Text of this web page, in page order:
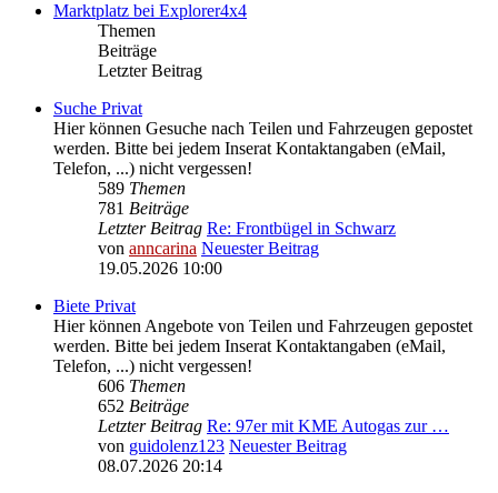
Marktplatz bei Explorer4x4
Themen
Beiträge
Letzter Beitrag
Suche Privat
Hier können Gesuche nach Teilen und Fahrzeugen gepostet
werden. Bitte bei jedem Inserat Kontaktangaben (eMail,
Telefon, ...) nicht vergessen!
589 Themen
781 Beiträge
Letzter Beitrag Re: Frontbügel in Schwarz
von anncarina Neuester Beitrag
19.05.2026 10:00
Biete Privat
Hier können Angebote von Teilen und Fahrzeugen gepostet
werden. Bitte bei jedem Inserat Kontaktangaben (eMail,
Telefon, ...) nicht vergessen!
606 Themen
652 Beiträge
Letzter Beitrag Re: 97er mit KME Autogas zur …
von guidolenz123 Neuester Beitrag
08.07.2026 20:14